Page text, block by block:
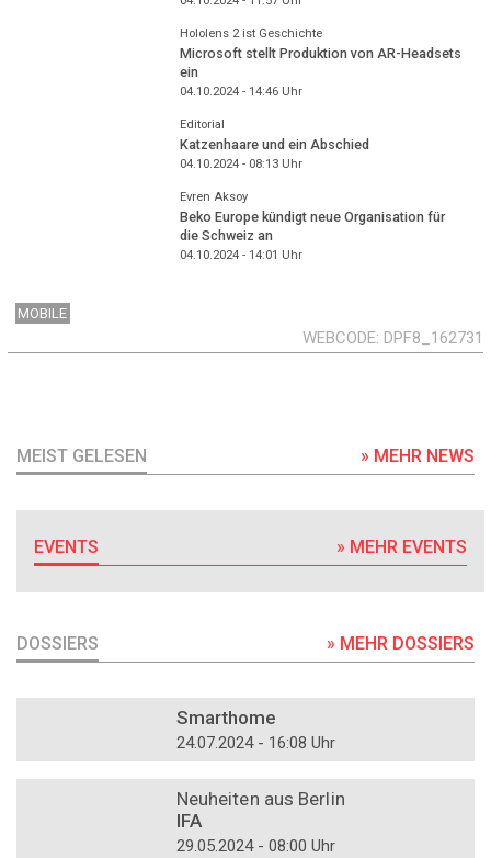
Hololens 2 ist Geschichte
Microsoft stellt Produktion von AR-Headsets
ein
04.10.2024 - 14:46Uhr
Editorial
Katzenhaare und ein Abschied
04.10.2024 - 08:13Uhr
Evren Aksoy
Beko Europe kündigt neue Organisation für
die Schweiz an
04.10.2024 - 14:01 Uhr
MOBILE
WEBCODE DPF8_162731
MEIST GELESEN » MEHR NEWS
EVENTS » MEHR EVENTS
DOSSIERS » MEHR DOSSIERS
Smarthome
24.07.2024 - 16:08 Uhr
Neuheiten aus Berlin
IFA
29.05.2024 - 08:00 Uhr